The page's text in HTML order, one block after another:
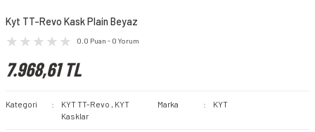
Kyt TT-Revo Kask Plain Beyaz
0.0 Puan - 0 Yorum
7.968,61 TL
Kategori KYT TT-Revo , KYT
Kasklar
Marka KYT